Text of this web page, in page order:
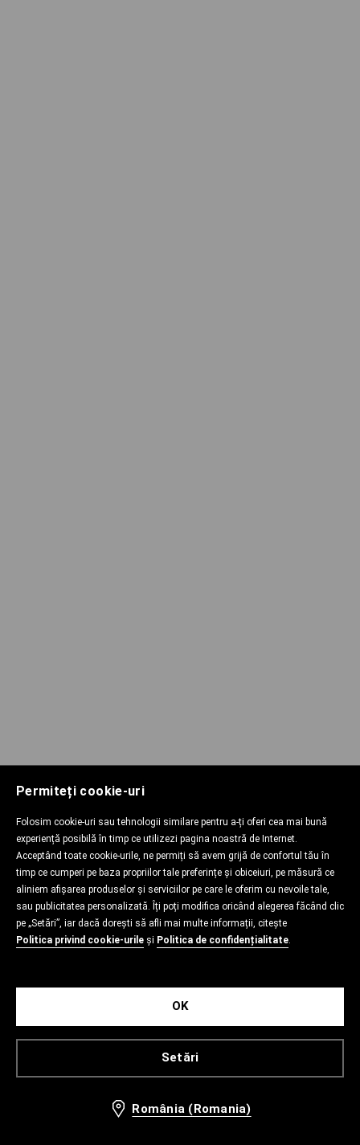
Permiteți cookie-uri
Folosim cookie-uri sau tehnologii similare pentru a-ți oferi cea mai bună
experiență posibilă în timp ce utilizezi pagina noastră de Internet.
Acceptând toate cookie-urile, ne permiți să avem grijă de confortul tău în
timp ce cumperi pe baza propriilor tale preferințe și obiceiuri, pe măsură ce
aliniem afișarea produselor și serviciilor pe care le oferim cu nevoile tale,
sau publicitatea personalizată. Îți poți modifica oricând alegerea făcând clic
pe „Setări”, iar dacă dorești să afli mai multe informații, citește
Politica privind cookie-urile și Politica de confidențialitate.
Setări
OK
România (Romania)